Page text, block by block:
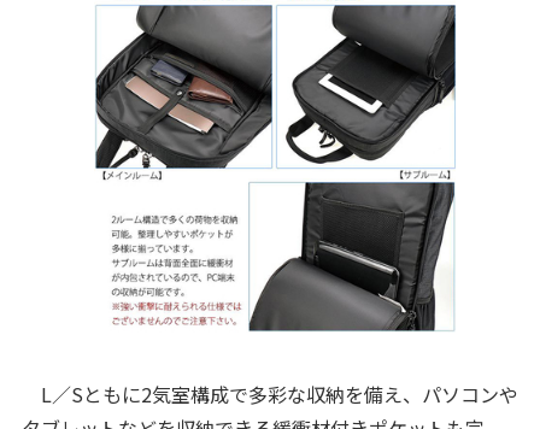
L／Sともに2気室構成で多彩な収納を備え、パソコンや